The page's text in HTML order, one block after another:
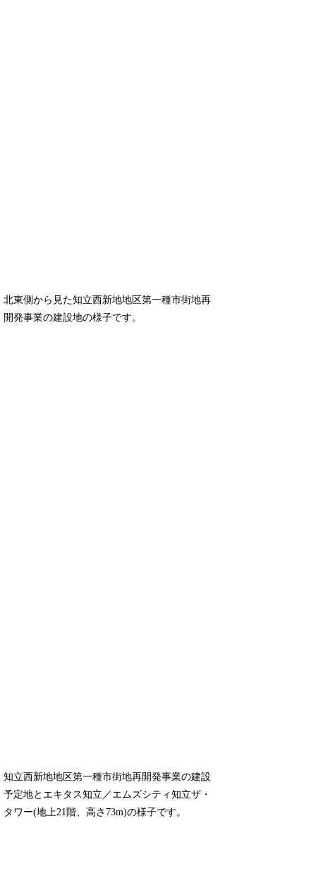
北東側から見た知立西新地地区第一種市街地再
開発事業の建設地の様子です。
知立西新地地区第一種市街地再開発事業の建設
予定地とエキタス知立／エムズシティ知立ザ・
タワー(地上21階、高さ73m)の様子です。